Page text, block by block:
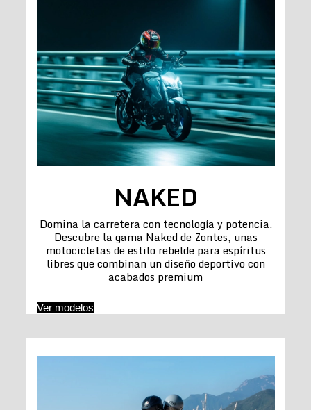
NAKED
Domina la carretera con tecnología y potencia.
Descubre la gama Naked de Zontes, unas
motocicletas de estilo rebelde para espíritus
libres que combinan un diseño deportivo con
acabados premium
Ver modelos